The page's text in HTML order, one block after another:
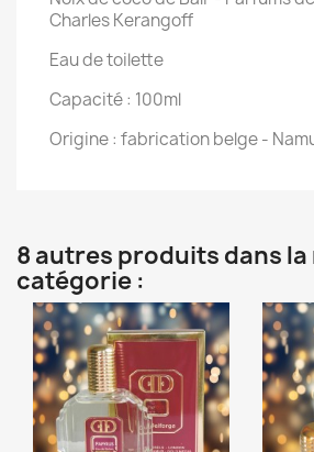
Charles Kerangoff
Eau de toilette
Capacité : 100ml
Origine : fabrication belge -
8 autres produits dans la
catégorie :